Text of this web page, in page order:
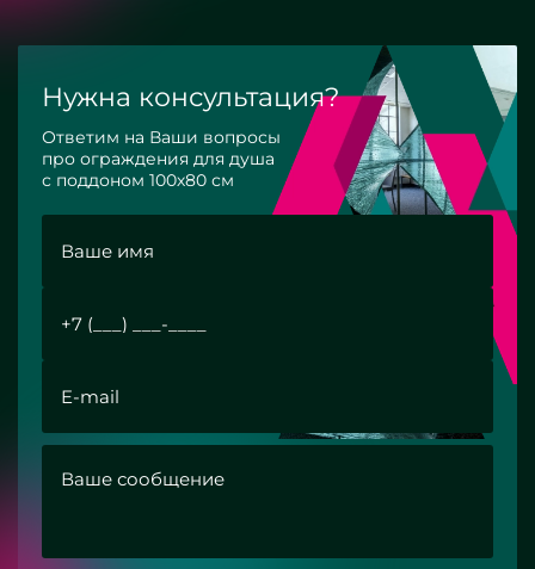
Нужна консультация?
Ответим на Ваши вопросы
про ограждения для душа
с поддоном 100х80 см